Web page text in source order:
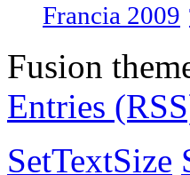
Francia 2009
Fusion
Entries
SetTextSize